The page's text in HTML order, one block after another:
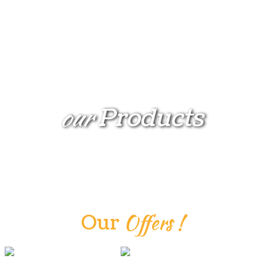
Novembre è alle porte e lo
SERATE IN PROGRAMMA PER NOVEMBRE
A giudicare dal clima, non sembra
ourProducts
Our Offers !